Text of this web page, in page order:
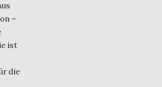
–
ist
die